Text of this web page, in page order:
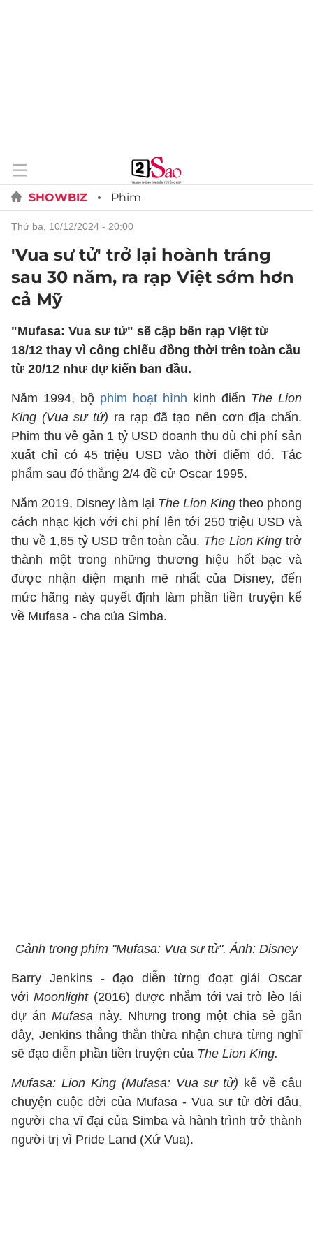
SHOWBIZ Phim
thứ ba, 10/12/2024 - 20:00
'Vua sư tử' trở lại hoành tráng
sau 30 năm, ra rạp Việt sớm hơn
cả Mỹ
"Mufasa: Vua sư tử" sẽ cập bến rạp Việt từ
18/12 thay vì công chiếu đồng thời trên toàn cầu
từ 20/12 như dự kiến ban đầu.
Năm 1994, bộ phim hoạt hình kinh điển The Lion
King (Vua sư tử) ra rạp đã tạo nên cơn địa chấn.
Phim thu về gần 1 tỷ USD doanh thu dù chi phí sản
xuất chỉ có 45 triệu USD vào thời điểm đó. Tác
phẩm sau đó thắng 2/4 đề cử Oscar 1995.
Năm 2019, Disney làm lại The Lion King theo phong
cách nhạc kịch với chi phí lên tới 250 triệu USD và
thu về 1,65 tỷ USD trên toàn cầu. The Lion King trở
thành một trong những thương hiệu hốt bạc và
được nhận diện mạnh mẽ nhất của Disney, đến
mức hãng này quyết định làm phần tiền truyện kể
về Mufasa - cha của Simba.
Cảnh trong phim "Mufasa: Vua sư tử". Ảnh: Disney
Barry Jenkins - đạo diễn từng đoạt giải Oscar
vớiMoonlight(2016) được nhắm tới vai trò lèo lái
dự ánMufasa này. Nhưng trong một chia sẻ gần
đây, Jenkins thẳng thắn thừa nhận chưa từng nghĩ
sẽ đạo diễn phần tiền truyện của The Lion King.
Mufasa: Lion King (Mufasa: Vua sư tử) kể về câu
chuyện cuộc đời của Mufasa - Vua sư tử đời đầu,
người cha vĩ đại của Simba và hành trình trở thành
người trị vì Pride Land (Xứ Vua).